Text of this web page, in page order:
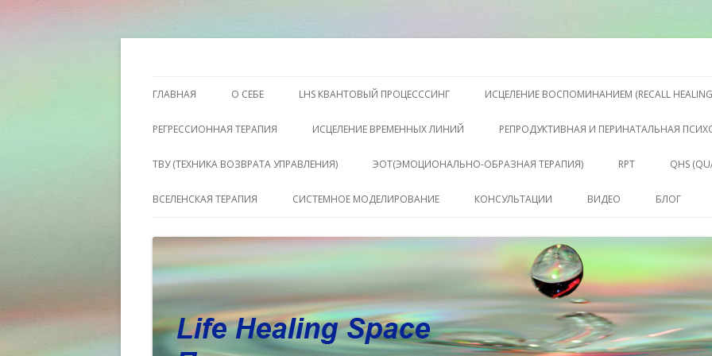
ГЛАВНАЯ О СЕБЕ LHS КВАНТОВЫЙ ПРОЦЕСССИНГ ИСЦЕЛЕНИЕ ВОСПОМИНАНИЕМ (RECALL
РЕГРЕССИОННАЯ ТЕРАПИЯ ИСЦЕЛЕНИЕ ВРЕМЕННЫХ ЛИНИЙ РЕПРОДУКТИВНАЯ И ПЕРИНАТАЛЬНАЯ
ТВУ (ТЕХНИКА ВОЗВРАТА УПРАВЛЕНИЯ) ЭОТ(ЭМОЦИОНАЛЬНО-ОБРАЗНАЯ ТЕРАПИЯ) RPT QHS
ВСЕЛЕНСКАЯ ТЕРАПИЯ СИСТЕМНОЕ МОДЕЛИРОВАНИЕ КОНСУЛЬТАЦИИ
ПАКЕТ СЕССИЙ И
КОНСУЛЬТАЦИЙ
СОПРОВОЖДЕНИЕ
КОУЧИНГ ДО РЕЗУЛЬТАТА
ВИДЕО БЛОГ